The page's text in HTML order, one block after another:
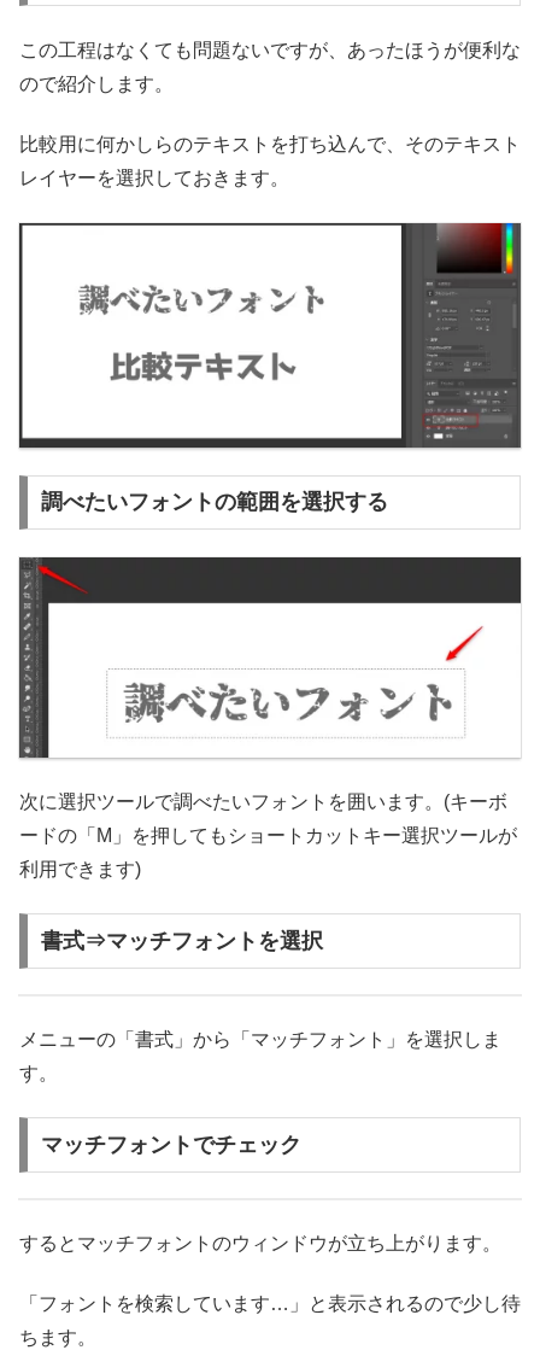
この工程はなくても問題ないですが、あったほうが便利な
ので紹介します。
比較用に何かしらのテキストを打ち込んで、そのテキスト
レイヤーを選択しておきます。
調べたいフォントの範囲を選択する
次に選択ツールで調べたいフォントを囲います。(キーボ
ードの「M」を押してもショートカットキー選択ツールが
利用できます)
書式⇒マッチフォントを選択
メニューの「書式」から「マッチフォント」を選択しま
す。
マッチフォントでチェック
するとマッチフォントのウィンドウが立ち上がります。
「フォントを検索しています…」と表示されるので少し待
ちます。